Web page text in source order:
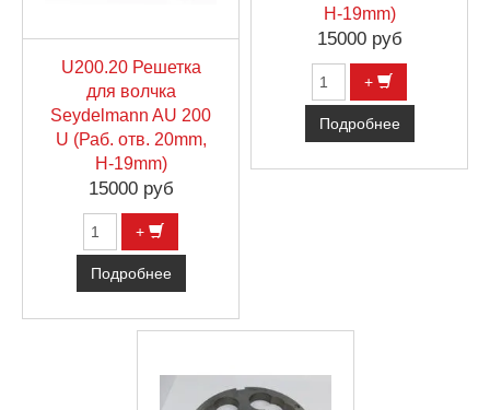
U200.20 Решетка
для волчка
Seydelmann AU 200
U (Раб. отв. 20mm,
H-19mm)
15000 руб
+
Подробнее
H-19mm)
15000 руб
+
Подробнее